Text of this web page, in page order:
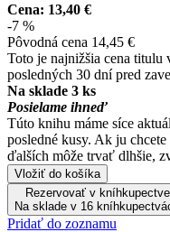
Cena: 13,40 €
-7 %
Pôvodná cena 14,45 €
Toto je najnižšia cena titulu
posledných 30 dní pred
Na sklade 3 ks
Posielame ihneď
Túto knihu máme síce
posledné kusy. Ak ju
ďalších môže trvať dlhšie,
Vložiť do košíka
Rezervovať v kníhkupectve
Na sklade v 16
Pridať do zoznamu